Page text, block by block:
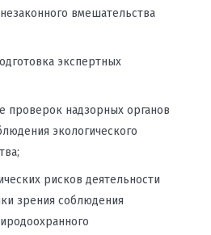
вмешательства
экспертных
проверок надзорных органов
экологического
рисков деятельности
зрения соблюдения